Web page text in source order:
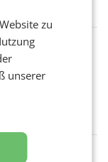
Initiative
österreichischen
Filialen in
einer
in Nieder- und
zu
unserer